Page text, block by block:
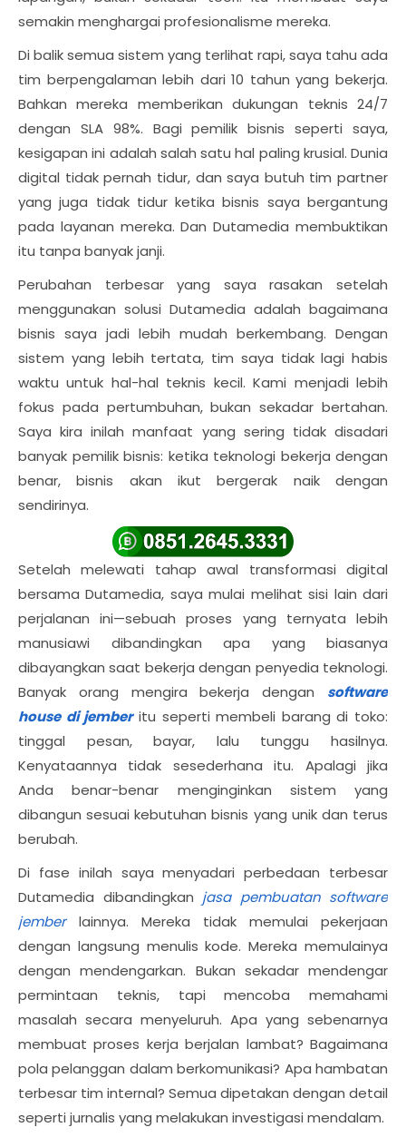
semakin menghargai profesionalisme mereka.
Di balik semua sistem yang terlihat rapi, saya tahu ada
tim berpengalaman lebih dari 10 tahun yang bekerja.
Bahkan mereka memberikan dukungan teknis 24/7
dengan SLA 98%. Bagi pemilik bisnis seperti saya,
kesigapan ini adalah salah satu hal paling krusial. Dunia
digital tidak pernah tidur, dan saya butuh tim partner
yang juga tidak tidur ketika bisnis saya bergantung
pada layanan mereka. Dan Dutamedia membuktikan
itu tanpa banyak janji.
Perubahan terbesar yang saya rasakan setelah
menggunakan solusi Dutamedia adalah bagaimana
bisnis saya jadi lebih mudah berkembang. Dengan
sistem yang lebih tertata, tim saya tidak lagi habis
waktu untuk hal-hal teknis kecil. Kami menjadi lebih
fokus pada pertumbuhan, bukan sekadar bertahan.
Saya kira inilah manfaat yang sering tidak disadari
banyak pemilik bisnis: ketika teknologi bekerja dengan
benar, bisnis akan ikut bergerak naik dengan
sendirinya.
Setelah melewati tahap awal transformasi digital
bersama Dutamedia, saya mulai melihat sisi lain dari
perjalanan ini—sebuah proses yang ternyata lebih
manusiawi dibandingkan apa yang biasanya
dibayangkan saat bekerja dengan penyedia teknologi.
Banyak orang mengira bekerja dengan software
house di jemberitu seperti membeli barang di toko:
tinggal pesan, bayar, lalu tunggu hasilnya.
Kenyataannya tidak sesederhana itu. Apalagi jika
Anda benar-benar menginginkan sistem yang
dibangun sesuai kebutuhan bisnis yang unik dan terus
berubah.
Di fase inilah saya menyadari perbedaan terbesar
Dutamedia dibandingkan jasa pembuatan software
jemberlainnya. Mereka tidak memulai pekerjaan
dengan langsung menulis kode. Mereka memulainya
dengan mendengarkan. Bukan sekadar mendengar
permintaan teknis, tapi mencoba memahami
masalah secara menyeluruh. Apa yang sebenarnya
membuat proses kerja berjalan lambat? Bagaimana
pola pelanggan dalam berkomunikasi? Apa hambatan
terbesar tim internal? Semua dipetakan dengan detail
seperti jurnalis yang melakukan investigasi mendalam.